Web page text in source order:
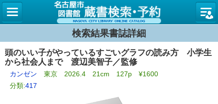
名古屋
検索結果書誌詳細
頭のいい子がやっているすごいグラフの読み方 小学生
から社会人まで 渡辺美智子／監修
カンゼン 東京 2026.4 21cm 127p ¥1600
分類:417